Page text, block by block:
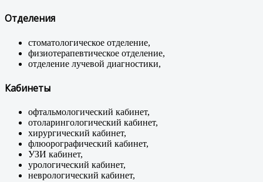
Отделения
стоматологическое отделение,
физиотерапевтическое отделение,
отделение лучевой диагностики,
Кабинеты
офтальмологический кабинет,
отоларингологический кабинет,
хирургический кабинет,
флюорографический кабинет,
УЗИ кабинет,
урологический кабинет,
неврологический кабинет,